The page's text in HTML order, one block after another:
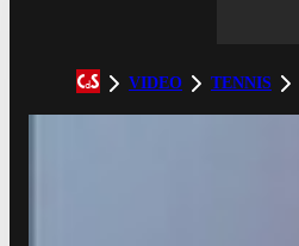
VIDEO TENNIS